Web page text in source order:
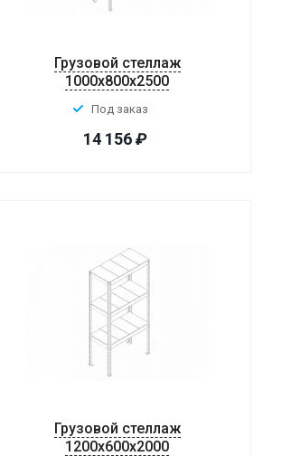
Грузовой стеллаж
1000x800x2500
Под заказ
14 156₽
Грузовой стеллаж
1200x600x2000